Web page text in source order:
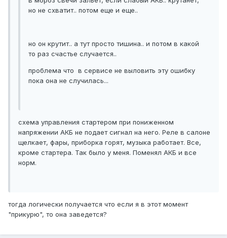
но не схватит.. потом еще и еще..
но он крутит.. а тут просто тишина.. и потом в какой
то раз счастье случается..
проблема что в сервисе не выловить эту ошибку
пока она не случилась...
схема управления стартером при пониженном
напряжении АКБ не подает сигнал на него. Реле в салоне
щелкает, фары, приборка горят, музыка работает. Все,
кроме стартера. Так было у меня. Поменял АКБ и все
норм.
тогда логически получается что если я в этот момент
"прикурю", то она заведется?